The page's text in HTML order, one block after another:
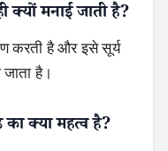
क्यों मनाई जाती है?
करती है और इसे सूर्य
है।
क्या महत्व है?